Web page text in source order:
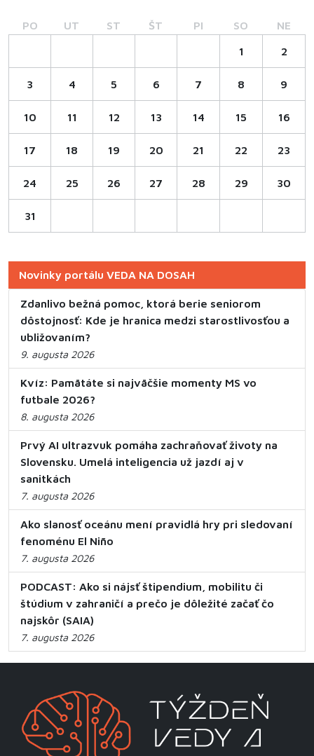
PO UT ST ŠT PI SO NE
1 2
3 4 5 6 7 8 9
10 11 12 13 14 15 16
17 18 19 20 21 22 23
24 25 26 27 28 29 30
31
Novinky portálu VEDA NA DOSAH
Zdanlivo bežná pomoc, ktorá berie seniorom
dôstojnosť: Kde je hranica medzi starostlivosťou a
ubližovaním?
9. augusta 2026
Kvíz: Pamätáte si najväčšie momenty MS vo
futbale 2026?
8. augusta 2026
Prvý AI ultrazvuk pomáha zachraňovať životy na
Slovensku. Umelá inteligencia už jazdí aj v
sanitkách
7. augusta 2026
Ako slanosť oceánu mení pravidlá hry pri sledovaní
fenoménu El Niño
7. augusta 2026
PODCAST: Ako si nájsť štipendium, mobilitu či
štúdium v zahraničí a prečo je dôležité začať čo
najskôr (SAIA)
7. augusta 2026